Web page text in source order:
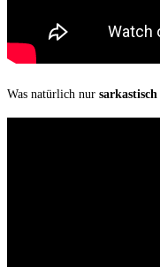
Was natür­lich nur sar­kas­tisch